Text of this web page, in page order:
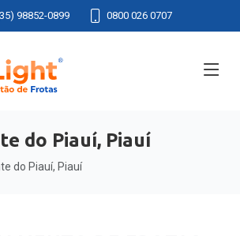
98852-0899 0800 026 0707
do Piauí, Piauí
do Piauí, Piauí